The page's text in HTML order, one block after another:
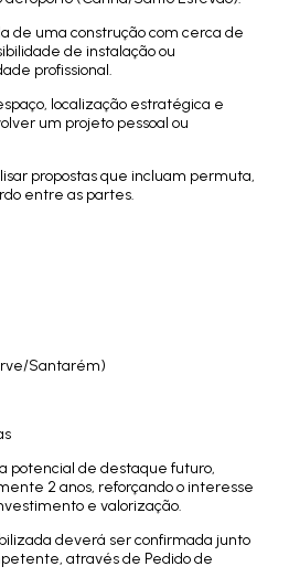
de uma construção com cerca de
de instalação ou
profissional.
localização estratégica e
um projeto pessoal ou
propostas que incluam permuta,
entre as partes.
Santarém)
potencial de destaque futuro,
2 anos, reforçando o interesse
e valorização.
deverá ser confirmada junto
através de Pedido de